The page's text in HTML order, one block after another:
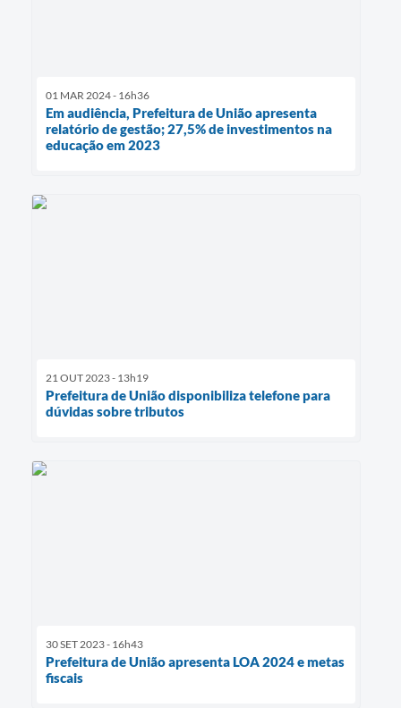
01 MAR 2024 - 16h36
Em audiência, Prefeitura de União apresenta
relatório de gestão; 27,5% de investimentos na
educação em 2023
21 OUT 2023 - 13h19
Prefeitura de União disponibiliza telefone para
dúvidas sobre tributos
30 SET 2023 - 16h43
Prefeitura de União apresenta LOA 2024 e metas
fiscais